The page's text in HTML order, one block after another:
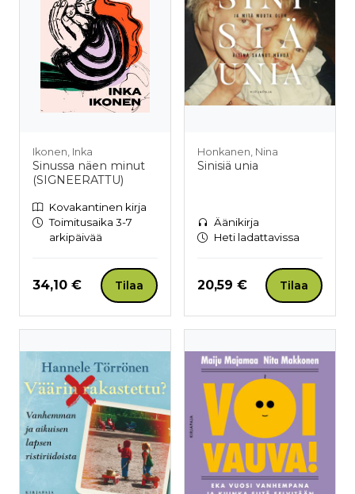
Ikonen, Inka
Sinussa näen minut
(SIGNEERATTU)
Kovakantinen kirja
Toimitusaika 3-7
arkipäivää
Hinta nyt
34,10 € Tilaa
Honkanen, Nina
Sinisiä unia
Äänikirja
Heti ladattavissa
Hinta nyt
20,59 € Tilaa